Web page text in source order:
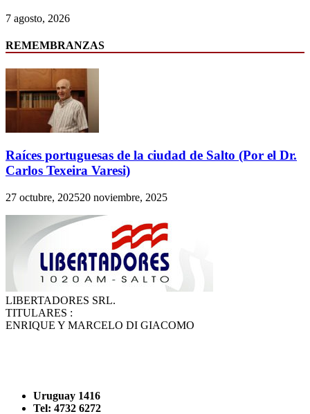
7 agosto, 2026
REMEMBRANZAS
Raíces portuguesas de la ciudad de Salto (Por el Dr.
Carlos Texeira Varesi)
27 octubre, 202520 noviembre, 2025
LIBERTADORES SRL.
TITULARES :
ENRIQUE Y MARCELO DI GIACOMO
Uruguay 1416
Tel: 4732 6272